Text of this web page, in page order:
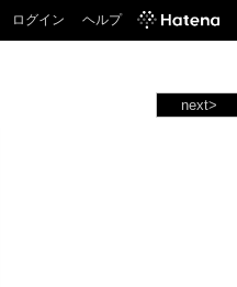
ログイン ヘルプ
next>